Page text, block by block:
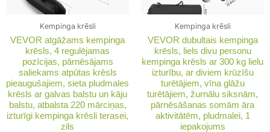
Kempinga krēsli
VEVOR atgāžams kempinga
krēsls, 4 regulējamas
pozīcijas, pārnēsājams
saliekams atpūtas krēsls
pieaugušajiem, sieta pludmales
krēsls ar galvas balstu un kāju
balstu, atbalsta 220 mārciņas,
izturīgi kempinga krēsli terasei,
zils
Kempinga krēsli
VEVOR dubultais kempinga
krēsls, liels divu personu
kempinga krēsls ar 300 kg lielu
izturību, ar diviem krūzīšu
turētājiem, vīna glāžu
turētājiem, žurnālu siksnām,
pārnēsāšanas somām āra
aktivitātēm, pludmalei, 1
iepakojums